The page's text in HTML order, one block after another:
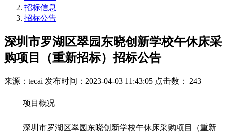
招标信息
招标公告
深圳市罗湖区翠园东晓创新学校午休床采
购项目（重新招标）招标公告
来源：tecai 发布时间：2023-04-03 11:43:05 点击数： 243
项目概况
深圳市罗湖区翠园东晓创新学校午休床采购项目（重新